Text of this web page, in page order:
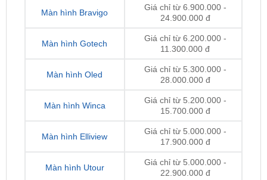
Màn hình Gotech
Giá chỉ từ 6.200.000 -
11.300.000 đ
Màn hình Oled
Giá chỉ từ 5.300.000 -
28.000.000 đ
Màn hình Winca
Giá chỉ từ 5.200.000 -
15.700.000 đ
Màn hình Elliview
Giá chỉ từ 5.000.000 -
17.900.000 đ
Màn hình Utour
Giá chỉ từ 5.000.000 -
22.900.000 đ
Màn hình Texpad
Giá chỉ từ 5.000.000 -
16.900.000 đ